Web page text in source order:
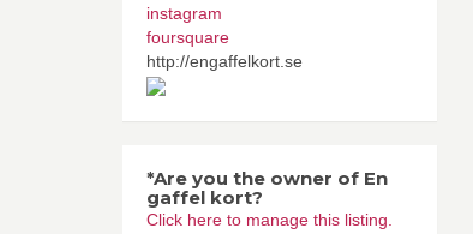
instagram
foursquare
http://engaffelkort.se
*Are you the owner of En
gaffel kort?
Click here to manage this listing.